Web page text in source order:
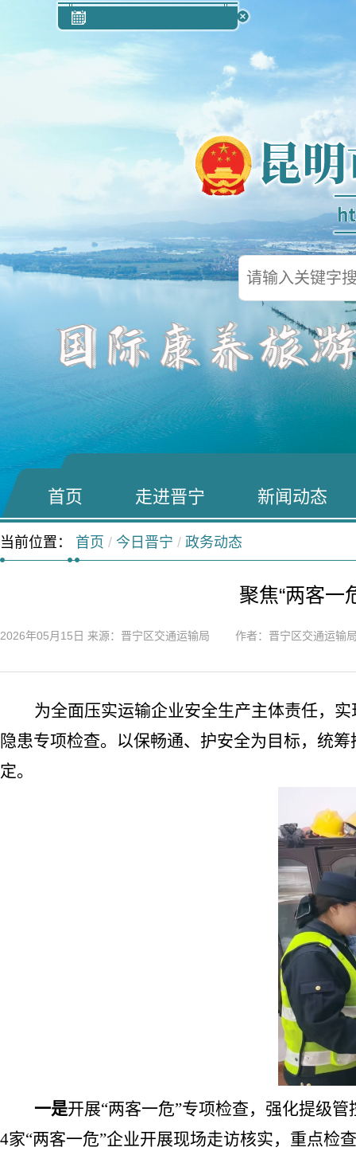
首页 走进晋宁 新闻动态
当前位置： 首页 / 今日晋宁 / 政务动态
聚焦“两客一
2026年05月15日 来源：晋宁区交通运输局 作者：晋宁区交通运输
为全面压实运输企业安全生产主体责任，
隐患专项检查。以保畅通、护安全为目标，统
定。
一是开展“两客一危”专项检查，强化提级
4家“两客一危”企业开展现场走访核实，重点检